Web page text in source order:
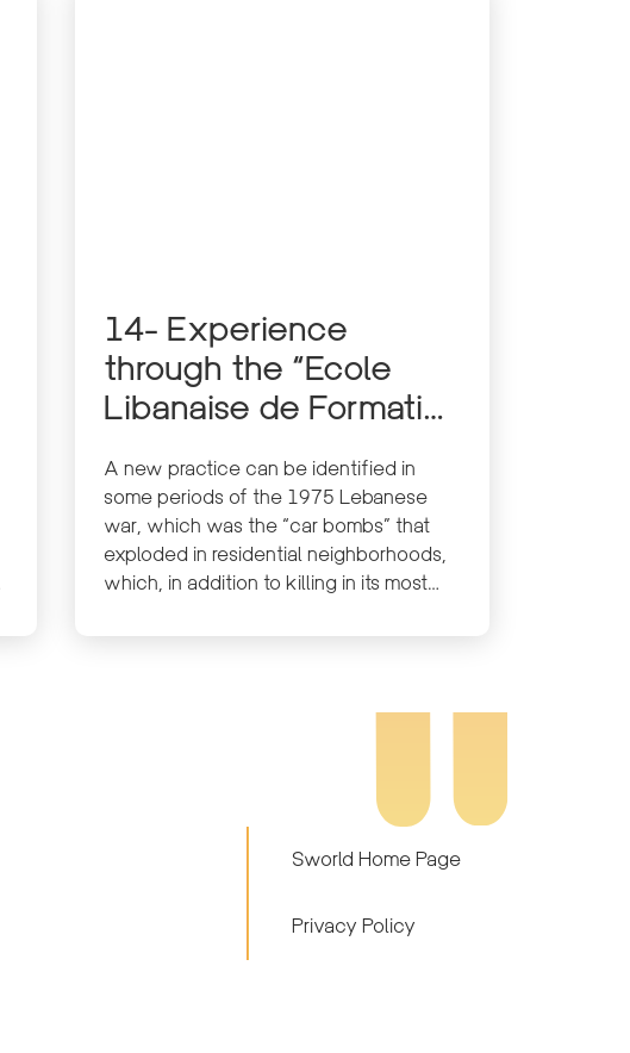
14- Experience
through the “Ecole
Libanaise de Formation
Saint-Joseph” – ELFS-
USJ
A new practice can be identified in
some periods of the 1975 Lebanese
war, which was the “car bombs” that
exploded in residential neighborhoods,
which, in addition to killing in its most
Sworld Home Page
Privacy Policy